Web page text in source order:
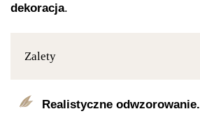
dekoracja.
Zalety
Realistyczne odwzorowanie.